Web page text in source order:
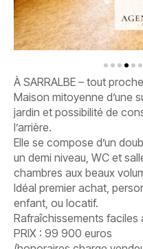
À SARRALBE – tout
Maison mitoyenne d’une
jardin et possibilité de
l’arrière.
Elle se compose d’un
un demi niveau, WC et
chambres aux beaux
Idéal premier achat,
enfant, ou locatif.
Rafraîchissements faciles
PRIX : 99 900 euros